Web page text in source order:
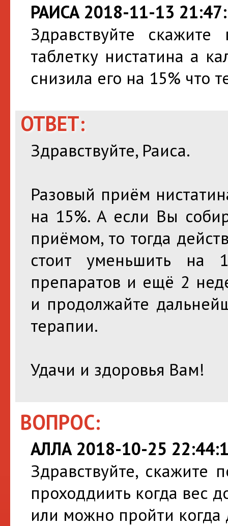
РАИСА 2018-11-13
Здравствуйте
таблетку нистатина а
снизила его на 15% что
ОТВЕТ:
Здравствуйте, Раиса.
Разовый приём
на 15%. А если Вы
приёмом, то тогда
стоит уменьшить на
препаратов и ещё 2
и продолжайте
терапии.
Удачи и здоровья Вам!
ВОПРОС:
АЛЛА 2018-10-25
Здравствуйте, скажите
проходдиить когда вес
или можно пройти когда